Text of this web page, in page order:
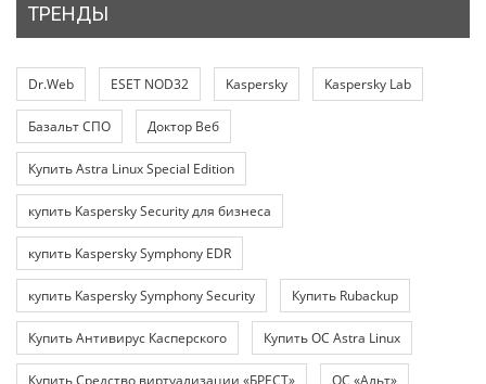
ТРЕНДЫ
Dr.Web ESET NOD32 Kaspersky Kaspersky Lab
Базальт СПО Доктор Веб
Купить Astra Linux Special Edition
купить Kaspersky Security для бизнеса
купить Kaspersky Symphony EDR
купить Kaspersky Symphony Security Купить Rubackup
Купить Антивирус Касперского Купить ОС Astra Linux
Купить Средство виртуализации «БРЕСТ» ОС «Альт»